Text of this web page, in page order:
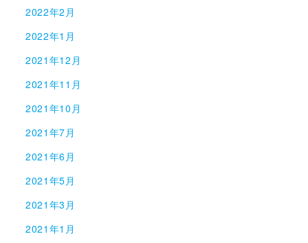
2022年2月
2022年1月
2021年12月
2021年11月
2021年10月
2021年7月
2021年6月
2021年5月
2021年3月
2021年1月